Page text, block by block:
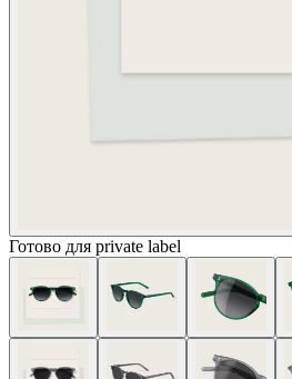
Готово для private label